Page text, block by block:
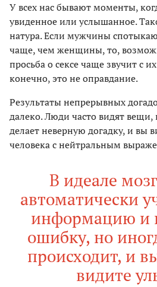
У всех нас бывают моменты,
увиденное или услышанное.
натура. Если мужчины
чаще, чем женщины, то,
просьба о сексе чаще звучит с
конечно, это не оправдание.
Результаты непрерывных
далеко. Люди часто видят вещи,
делает неверную догадку, и вы
человека с нейтральным
В идеале
автоматически
информацию и
ошибку, но
происходит, и
видите